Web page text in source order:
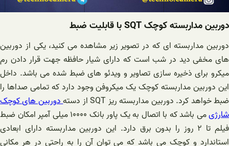
دوربین مداربسته کوچک SQT با قابلیت ضبط
دوربین مداربسته ای که در تصویر زیر مشاهده می کنید، یکی از دوربین
های مخفی دید در شب است که دارای شیار حافظه جهت قرار دادن رم
میکرو برای ذخیره سازی تصاویر و ویدئو های ضبط شده می باشد. داخل
این دوربین مداربسته کوچک یک میکروفن وجود دارد که تمامی صداها را
ضبط خواهد کرد. دوربین مداربسته ریز SQT از دسته
دوربین های کوچک
شارژی
می باشد که با اتصال به یک پاور بانک ۱۰۰۰۰ میلی آمپر امکان ضبط
فیلم تا ۲ روز را بدون برق دارد. این دوربین مداربسته دارای ابعادی
استاندارد و کوچک می باشد که می توان آن را به راحتی در هر مکانی